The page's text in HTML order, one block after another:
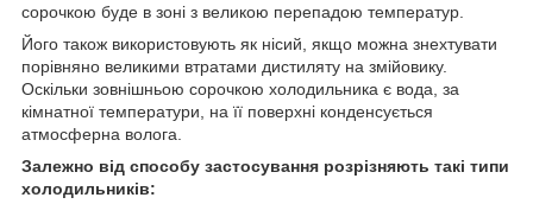
сорочкою буде в зоні з великою перепадою температур.
Його також використовують як нісий, якщо можна знехтувати
порівняно великими втратами дистиляту на змійовику.
Оскільки зовнішньою сорочкою холодильника є вода, за
кімнатної температури, на її поверхні конденсується
атмосферна волога.
Залежно від способу застосування розрізняють такі типи
холодильників: